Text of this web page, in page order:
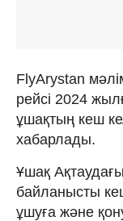
FlyArystan
рейсі 2024
ұшақтың кеш
хабарлады.
Ұшақ
байланысты
ұшуға және